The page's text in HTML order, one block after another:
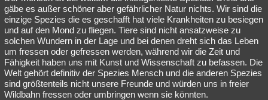
gäbe es außer schöner aber gefährlicher Natur nichts. Wir sind die
einzige Spezies die es geschafft hat viele Krankheiten zu besiegen
und auf den Mond zu fliegen. Tiere sind nicht ansatzweise zu
solchen Wundern in der Lage und bei denen dreht sich das Leben
um fressen oder gefressen werden, während wir die Zeit und
Fähigkeit haben uns mit Kunst und Wissenschaft zu befassen. Die
Welt gehört definitiv der Spezies Mensch und die anderen Spezies
sind größtenteils nicht unsere Freunde und würden uns in freier
Wildbahn fressen oder umbringen wenn sie könnten.